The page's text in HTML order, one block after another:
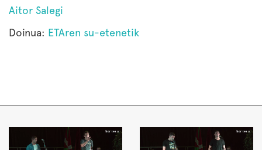
Aitor Salegi
Doinua: ETAren su-etenetik